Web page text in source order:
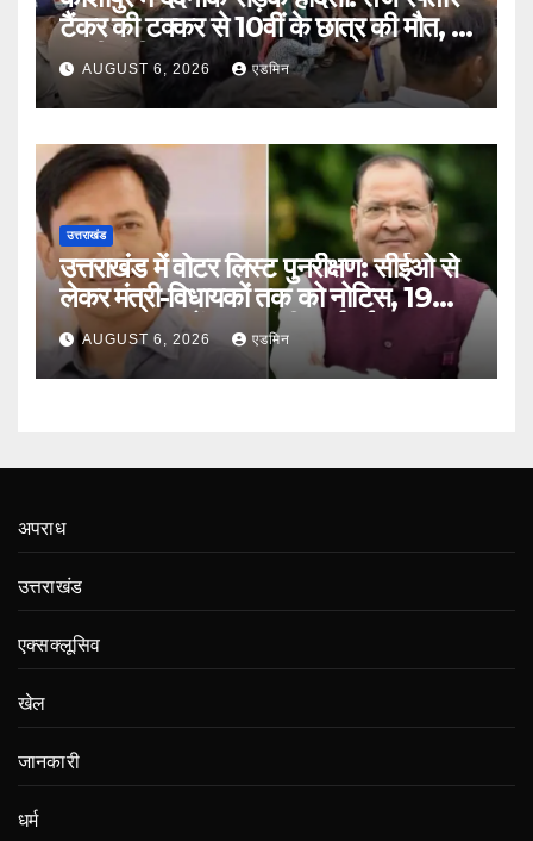
टैंकर की टक्कर से 10वीं के छात्र की मौत, दो
साथी गंभीर घायल
AUGUST 6, 2026 एडमिन
उत्तराखंड
उत्तराखंड में वोटर लिस्ट पुनरीक्षण: सीईओ से
लेकर मंत्री-विधायकों तक को नोटिस, 19
लाख मतदाताओं तक पहुंची कार्रवाई
AUGUST 6, 2026 एडमिन
अपराध
उत्तराखंड
एक्सक्लूसिव
खेल
जानकारी
धर्म